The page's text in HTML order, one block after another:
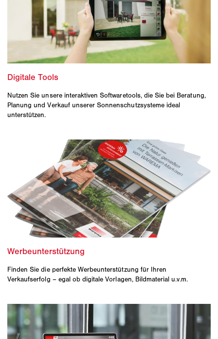
Nutzen Sie unsere interaktiven Softwaretools, die Sie bei Beratung,
Planung und Verkauf unserer Sonnenschutzsysteme ideal
unterstützen.
Finden Sie die perfekte Werbeunterstützung für Ihren
Verkaufserfolg – egal ob digitale Vorlagen, Bildmaterial u.v.m.